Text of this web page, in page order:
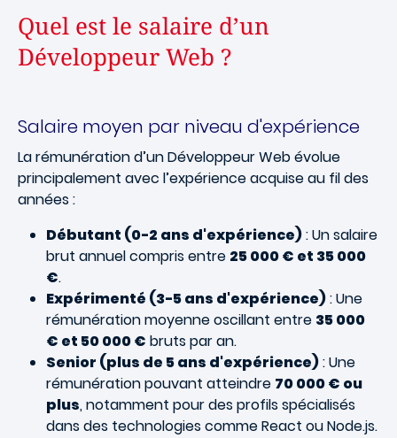
Quel est le salaire d’un
Développeur Web ?
Salaire moyen par niveau d'expérience
La rémunération d’un Développeur Web évolue
principalement avec l’expérience acquise au fil des
années :
Débutant (0-2 ans d'expérience): Un salaire
brut annuel compris entre 25 000 € et 35 000
€.
Expérimenté (3-5 ans d'expérience): Une
rémunération moyenne oscillant entre 35 000
€ et 50 000 € bruts par an.
Senior (plus de 5 ans d'expérience): Une
rémunération pouvant atteindre 70 000 € ou
plus, notamment pour des profils spécialisés
dans des technologies comme React ou Node.js.